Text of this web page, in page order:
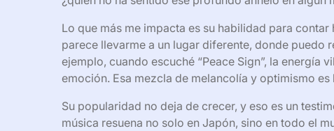
Lo que más me impacta es su habilidad para
parece llevarme a un lugar diferente, donde
ejemplo, cuando escuché “Peace Sign”, la energía
emoción. Esa mezcla de melancolía y optimismo es
Su popularidad no deja de crecer, y eso es un
música resuena no solo en Japón, sino en todo el